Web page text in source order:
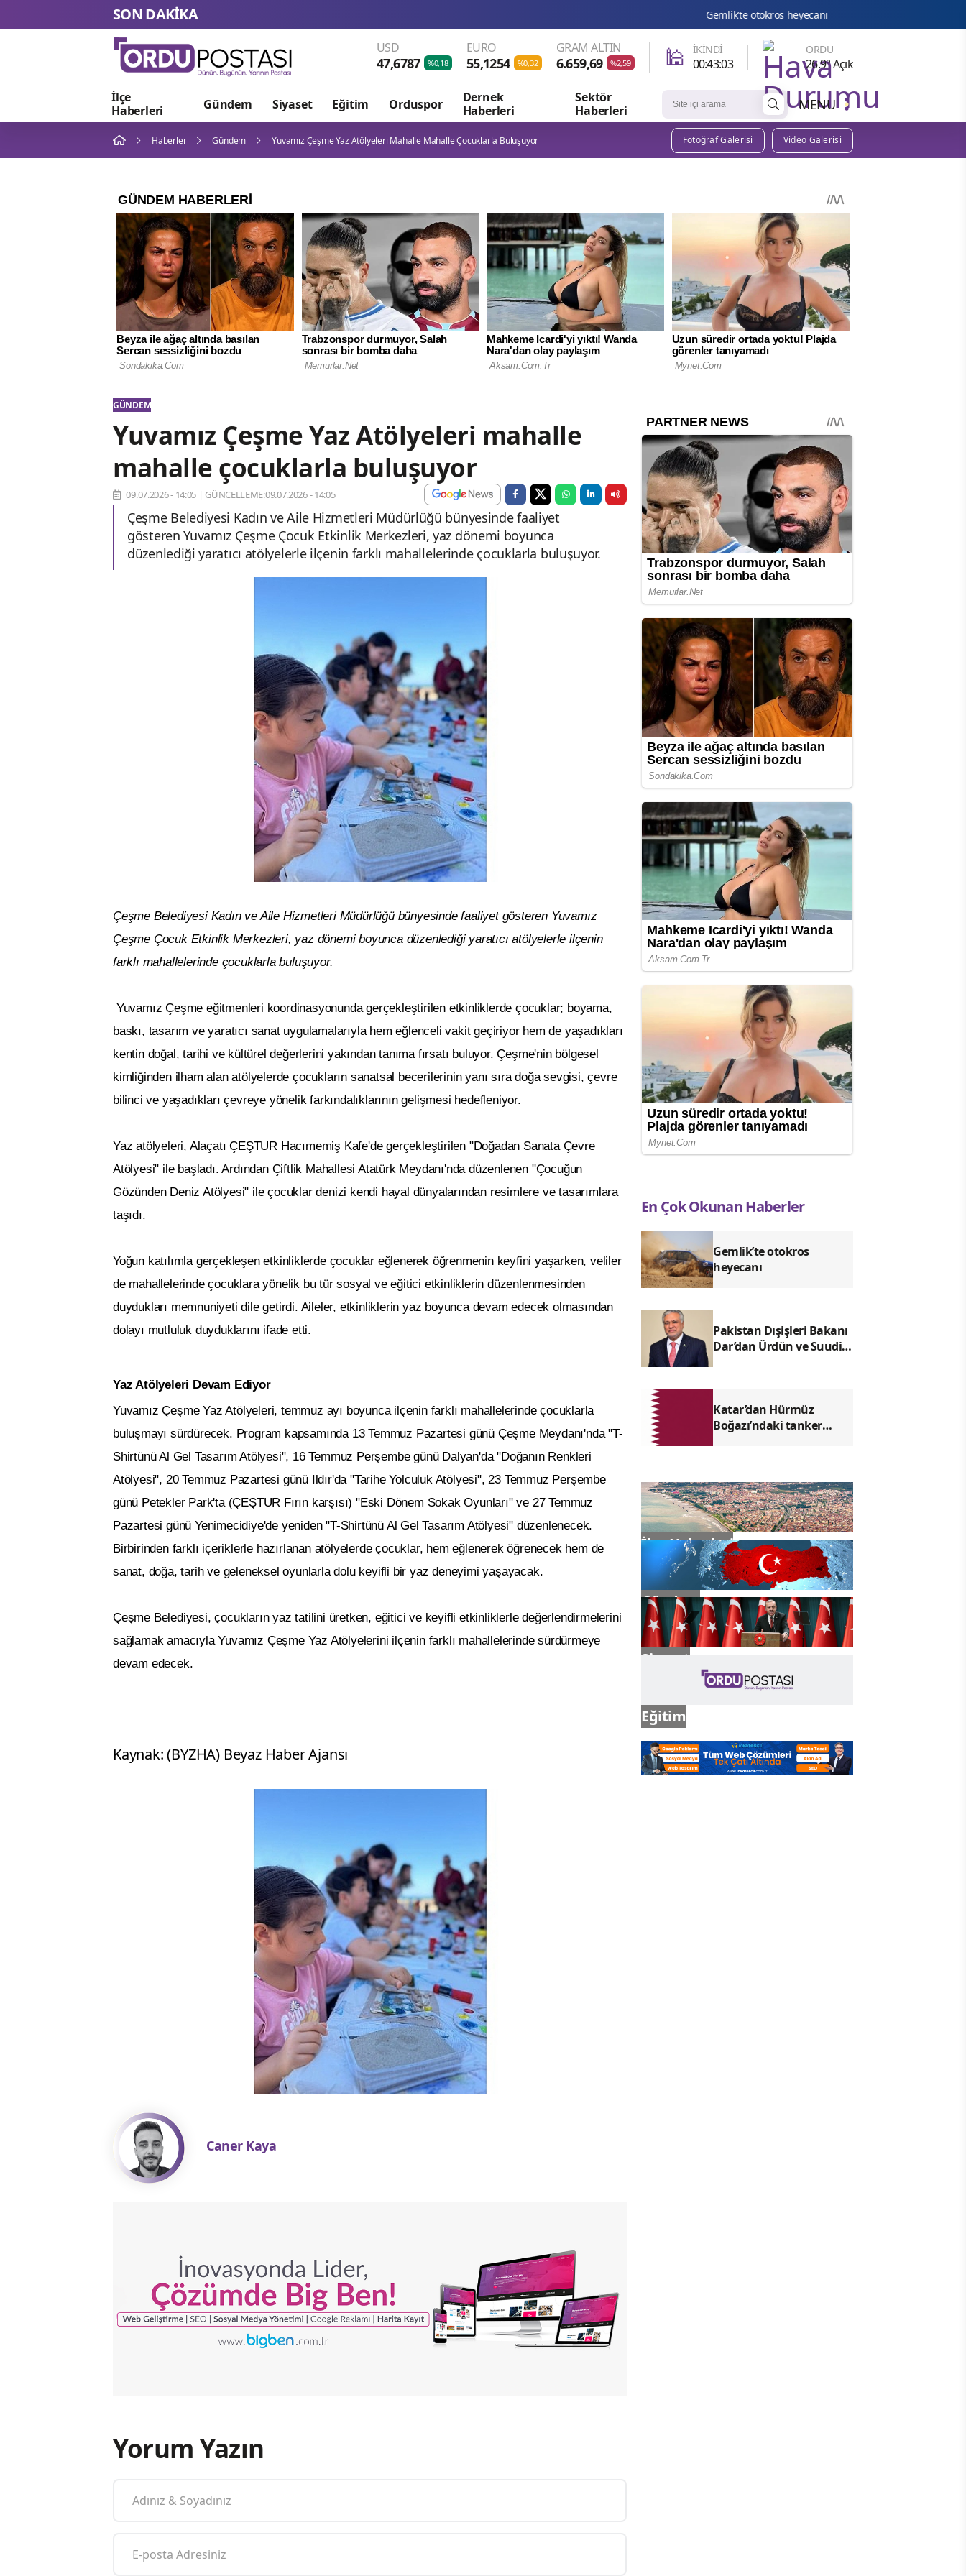
SON DAKİKA Gemlik’te otokros heyecanı Bilgesu Erenus Son Yolculuğuna
USD
47,6787 %0,18
EURO
55,1254 %0,32
GRAM ALTIN
6.659,69 %2,59 🕌 İKINDI
00:43:02
ORDU
26.9° Açık
İlçe
Haberleri
Gündem Siyaset Eğitim Orduspor
Dernek
Haberleri
Sektör
Haberleri
MENU
Haberler Gündem Yuvamız Çeşme Yaz Atölyeleri Mahalle Mahalle Çocuklarla Buluşuyor Fotoğraf Galerisi Video Galerisi
GÜNDEM
Yuvamız Çeşme Yaz Atölyeleri mahalle
mahalle çocuklarla buluşuyor
09.07.2026 - 14:05 | GÜNCELLEME:09.07.2026 - 14:05
Çeşme Belediyesi Kadın ve Aile Hizmetleri Müdürlüğü bünyesinde faaliyet
gösteren Yuvamız Çeşme Çocuk Etkinlik Merkezleri, yaz dönemi boyunca
düzenlediği yaratıcı atölyelerle ilçenin farklı mahallelerinde çocuklarla buluşuyor.
Çeşme Belediyesi Kadın ve Aile Hizmetleri Müdürlüğü bünyesinde faaliyet gösteren Yuvamız
Çeşme Çocuk Etkinlik Merkezleri, yaz dönemi boyunca düzenlediği yaratıcı atölyelerle ilçenin
farklı mahallelerinde çocuklarla buluşuyor.
Yuvamız Çeşme eğitmenleri koordinasyonunda gerçekleştirilen etkinliklerde çocuklar; boyama,
baskı, tasarım ve yaratıcı sanat uygulamalarıyla hem eğlenceli vakit geçiriyor hem de yaşadıkları
kentin doğal, tarihi ve kültürel değerlerini yakından tanıma fırsatı buluyor. Çeşme'nin bölgesel
kimliğinden ilham alan atölyelerde çocukların sanatsal becerilerinin yanı sıra doğa sevgisi, çevre
bilinci ve yaşadıkları çevreye yönelik farkındalıklarının gelişmesi hedefleniyor.
Yaz atölyeleri, Alaçatı ÇEŞTUR Hacımemiş Kafe'de gerçekleştirilen "Doğadan Sanata Çevre
Atölyesi" ile başladı. Ardından Çiftlik Mahallesi Atatürk Meydanı'nda düzenlenen "Çocuğun
Gözünden Deniz Atölyesi" ile çocuklar denizi kendi hayal dünyalarından resimlere ve tasarımlara
taşıdı.
Yoğun katılımla gerçekleşen etkinliklerde çocuklar eğlenerek öğrenmenin keyfini yaşarken, veliler
de mahallelerinde çocuklara yönelik bu tür sosyal ve eğitici etkinliklerin düzenlenmesinden
duydukları memnuniyeti dile getirdi. Aileler, etkinliklerin yaz boyunca devam edecek olmasından
dolayı mutluluk duyduklarını ifade etti.
Yaz Atölyeleri Devam Ediyor
Yuvamız Çeşme Yaz Atölyeleri, temmuz ayı boyunca ilçenin farklı mahallelerinde çocuklarla
buluşmayı sürdürecek. Program kapsamında 13 Temmuz Pazartesi günü Çeşme Meydanı'nda "T-
Shirtünü Al Gel Tasarım Atölyesi", 16 Temmuz Perşembe günü Dalyan'da "Doğanın Renkleri
Atölyesi", 20 Temmuz Pazartesi günü Ildır'da "Tarihe Yolculuk Atölyesi", 23 Temmuz Perşembe
günü Petekler Park'ta (ÇEŞTUR Fırın karşısı) "Eski Dönem Sokak Oyunları" ve 27 Temmuz
Pazartesi günü Yenimecidiye'de yeniden "T-Shirtünü Al Gel Tasarım Atölyesi" düzenlenecek.
Birbirinden farklı içeriklerle hazırlanan atölyelerde çocuklar, hem eğlenerek öğrenecek hem de
sanat, doğa, tarih ve geleneksel oyunlarla dolu keyifli bir yaz deneyimi yaşayacak.
Çeşme Belediyesi, çocukların yaz tatilini üretken, eğitici ve keyifli etkinliklerle değerlendirmelerini
sağlamak amacıyla Yuvamız Çeşme Yaz Atölyelerini ilçenin farklı mahallelerinde sürdürmeye
devam edecek.
Kaynak: (BYZHA) Beyaz Haber Ajansı
Caner Kaya
Yorum Yazın
En Çok Okunan Haberler
Gemlik’te otokros
heyecanı
Pakistan Dışişleri Bakanı
Dar’dan Ürdün ve Suudi
Katar’dan Hürmüz
Boğazı’ndaki tanker
İlçe Haberleri
Gündem
Siyaset
Eğitim